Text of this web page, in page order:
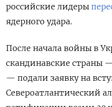
российские лидеры
ядерного удара.
После начала войны в
скандинавские
— подали заявку на
Североатлантический